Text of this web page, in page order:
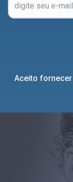
Aceito